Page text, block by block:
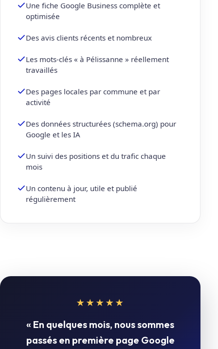
Une fiche Google Business complète et
optimisée
Des avis clients récents et nombreux
Les mots-clés « à Pélissanne » réellement
travaillés
Des pages locales par commune et par
activité
Des données structurées (schema.org) pour
Google et les IA
Un suivi des positions et du trafic chaque
mois
Un contenu à jour, utile et publié
régulièrement
★★★★★
« En quelques mois, nous sommes
passés en première page Google